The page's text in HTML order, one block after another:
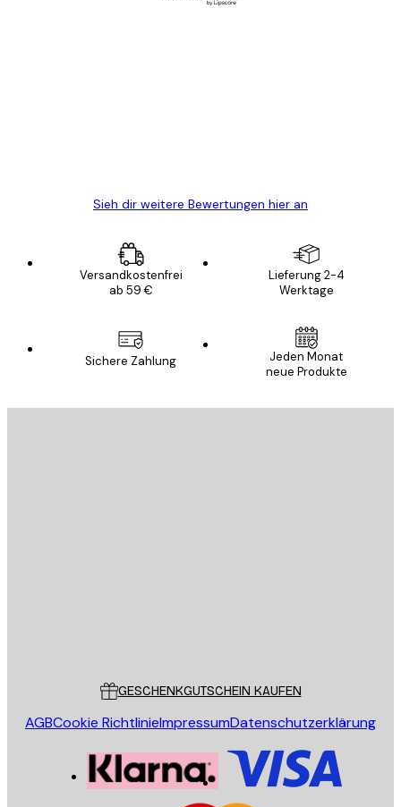
Sieh dir weitere Bewertungen hier an
Versandkostenfrei
ab 59 €
Lieferung 2-4
Werktage
Sichere Zahlung
Jeden Monat
neue Produkte
GESCHENKGUTSCHEIN KAUFEN
AGBCookie RichtlinieImpressumDatenschutzerklärung